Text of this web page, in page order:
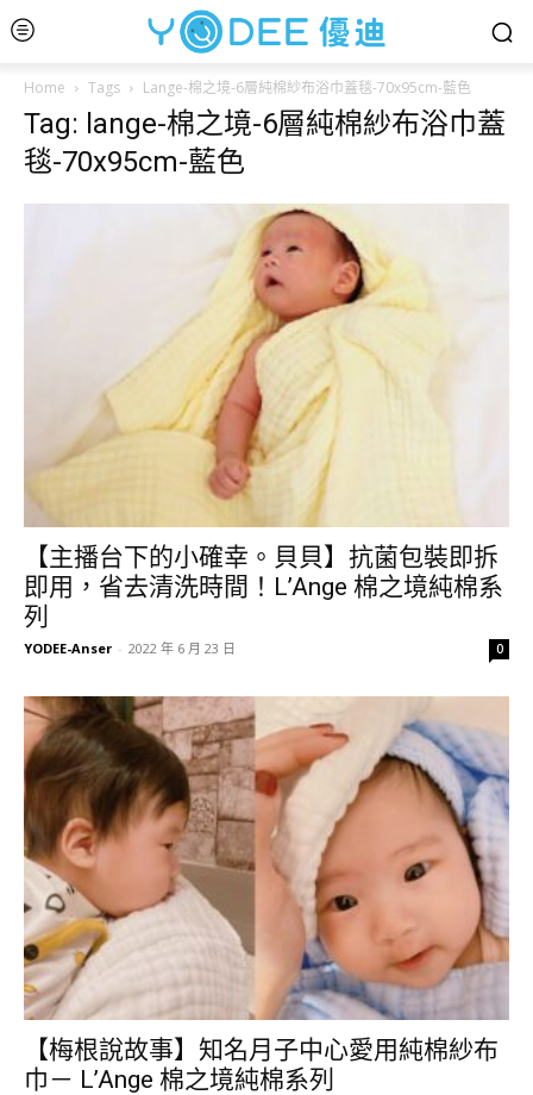
Home Tags Lange-棉之境-6層純棉紗布浴巾蓋毯-70x95cm-藍色
Tag: lange-棉之境-6層純棉紗布浴巾蓋
毯-70x95cm-藍色
【主播台下的小確幸。貝貝】抗菌包裝即拆
即用，省去清洗時間！L’Ange 棉之境純棉系
列
YODEE-Anser - 2022 年 6 月 23 日 0
【梅根說故事】知名月子中心愛用純棉紗布
巾－ L’Ange 棉之境純棉系列